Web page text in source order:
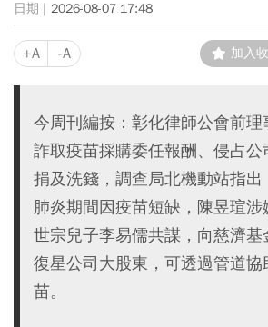
2026-08-07 17:48
+A -A 加入
今周刊編按：彰化律師公會前
詐取疫苗採購委任報酬、侵占
捐及洗錢，調查局北機動站指
肺炎期間因疫苗短缺，陳昱瑄
世宗兒子李易儒共謀，向慈濟
復星公司大股東，可透過管道協
苗。